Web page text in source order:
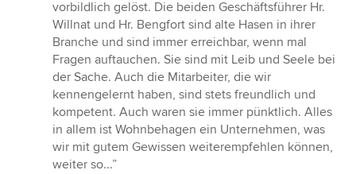
vorbildlich gelöst. Die beiden Geschäftsführer Hr.
Willnat und Hr. Bengfort sind alte Hasen in ihrer
Branche und sind immer erreichbar, wenn mal
Fragen auftauchen. Sie sind mit Leib und Seele bei
der Sache. Auch die Mitarbeiter, die wir
kennengelernt haben, sind stets freundlich und
kompetent. Auch waren sie immer pünktlich. Alles
in allem ist Wohnbehagen ein Unternehmen, was
wir mit gutem Gewissen weiterempfehlen können,
weiter so...”